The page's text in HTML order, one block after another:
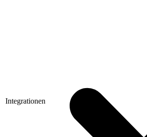
Integrationen